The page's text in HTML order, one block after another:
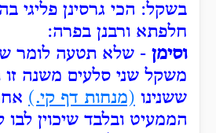
בשקל: הכי גרסינן פליגי
חלפתא ורבנן בפרה:
וסימן - שלא תטעה לומר
משקל שני סלעים משנה
ששנינו (מנחות דף קי.)
הממעיט ובלבד שיכוין לבו